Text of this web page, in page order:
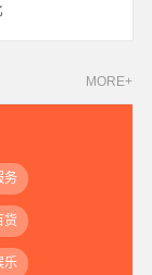
MORE+
务
货
乐